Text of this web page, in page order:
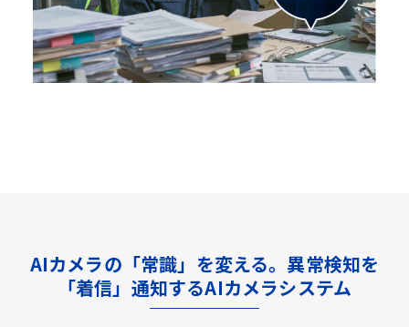
AIカメラの「常識」を変える。異常検知を
「着信」通知するAIカメラシステム